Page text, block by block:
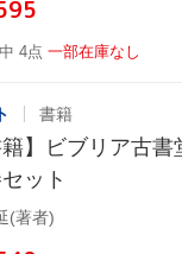
4点 一部在庫なし
書籍
籍】ビブリア古
ット
(著者)